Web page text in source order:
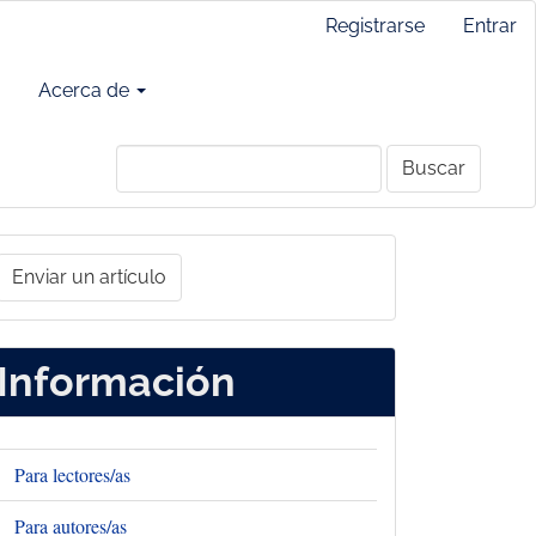
Registrarse Entrar
Acerca de
Buscar
Enviar un artículo
Información
Para lectores/as
Para autores/as